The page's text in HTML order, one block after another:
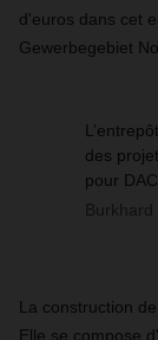
d'euros dans cet
Gewerbegebiet
des
pour
Burkhard
La construction
Elle se compose